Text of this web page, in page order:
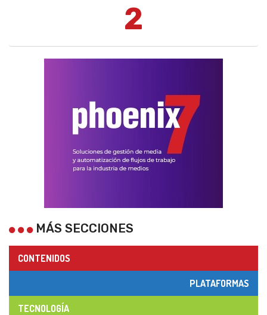
2
MÁS SECCIONES
CONTENIDOS
PLATAFORMAS
TECNOLOGÍA